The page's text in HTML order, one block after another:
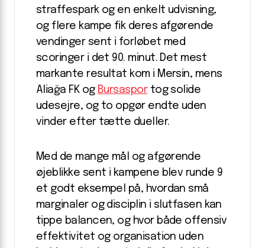
straffespark og en enkelt udvisning,
og flere kampe fik deres afgørende
vendinger sent i forløbet med
scoringer i det 90. minut. Det mest
markante resultat kom i Mersin, mens
Aliağa FK og Bursasportog solide
udesejre, og to opgør endte uden
vinder efter tætte dueller.
Med de mange mål og afgørende
øjeblikke sent i kampene blev runde 9
et godt eksempel på, hvordan små
marginaler og disciplin i slutfasen kan
tippe balancen, og hvor både offensiv
effektivitet og organisation uden